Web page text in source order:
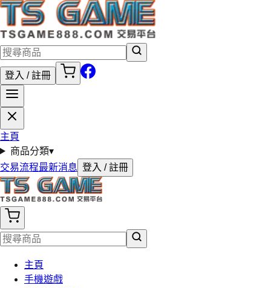
登入 / 註冊
主頁
商品分類▾
交易流程最新消息 登入 / 註冊
主頁
手機遊戲